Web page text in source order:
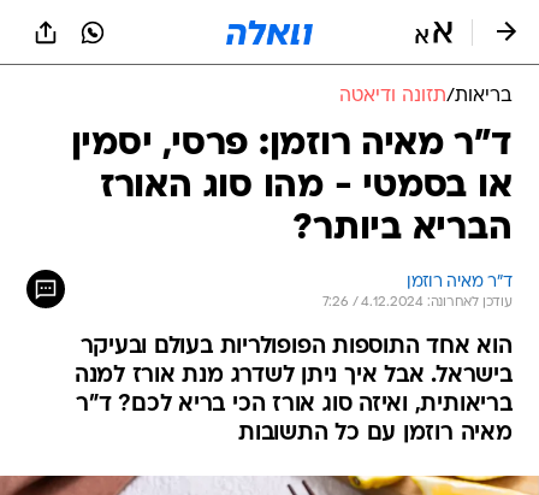
בריאות/תזונה ודיאטה
ד"ר מאיה רוזמן: פרסי, יסמין
או בסמטי - מהו סוג האורז
הבריא ביותר?
ד"ר מאיה רוזמן
עודכן לאחרונה: 4.12.2024 / 7:26
הוא אחד התוספות הפופולריות בעולם ובעיקר
בישראל. אבל איך ניתן לשדרג מנת אורז למנה
בריאותית, ואיזה סוג אורז הכי בריא לכם? ד"ר
מאיה רוזמן עם כל התשובות